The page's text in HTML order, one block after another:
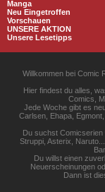
Manga
Neu Eingetroffen
Vorschauen
UNSERE AKTION
Unsere Lesetipps
Willkommen bei Comic
Hier findest du alles,
Comics,
Jede Woche gibt es
Carlsen, Ehapa,
Du suchst
Struppi, Asterix,
Du willst einen
Neuerscheinungen
Dann ist